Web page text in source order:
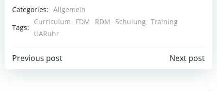
Categories: Allgemein
Tags:
Curriculum FDM RDM Schulung Training
UARuhr
Beitrags-
Previous post
Beitrags-Next post